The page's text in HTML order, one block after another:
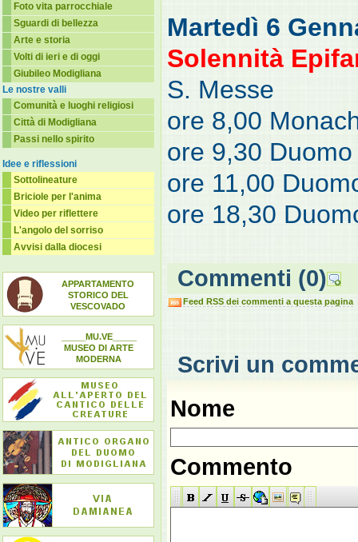
Foto vita parrocchiale
Sguardi di bellezza
Arte e storia
Volti di ieri e di oggi
Giubileo Modigliana
Le nostre valli
Comunità e luoghi religiosi
Città di Modigliana
Passi nello spirito
Idee e riflessioni
Sottolineature
Briciole per l'anima
Video per riflettere
L'angolo del sorriso
Avvisi dalla diocesi
APPARTAMENTO
STORICO DEL
VESCOVADO
_____MU.VE_____
MUSEO DI ARTE
MODERNA
Martedì 6
Solennità
S. Messe
ore 8,00
ore 9,30 Duomo
ore 11,00
ore 18,30
Commenti (0)
Feed RSS dei commenti a questa pagina
Scrivi un
Nome
Commento